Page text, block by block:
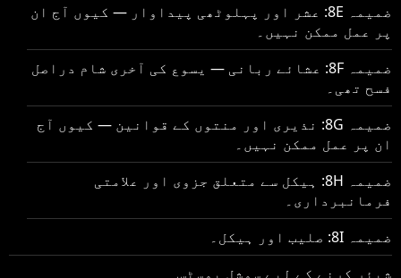
ضمیمہ 8E: عشر اور پہلوٹھی پیداوار — کیوں آج ان
پر عمل ممکن نہیں۔
ضمیمہ 8F: عشائے ربانی — یسوع کی آخری شام دراصل
فسح تھی۔
ضمیمہ 8G: نذیری اور منتوں کے قوانین — کیوں آج
ان پر عمل ممکن نہیں۔
ضمیمہ 8H: ہیکل سے متعلق جزوی اور علامتی
فرمانبرداری۔
ضمیمہ 8I: صلیب اور ہیکل۔
شیئر کرنے کے لیے سوشل پوسٹس